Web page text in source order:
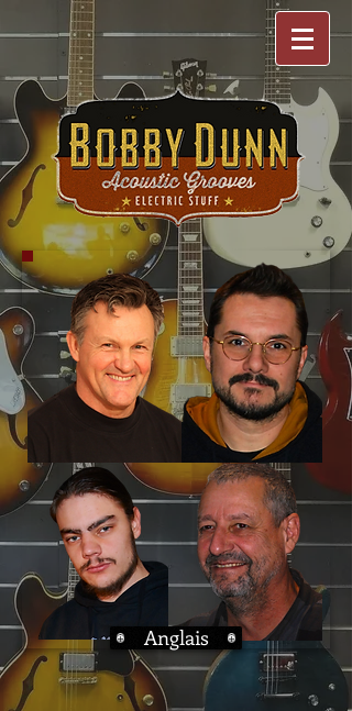
Anglais